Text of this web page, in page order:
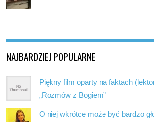
NAJBARDZIEJ POPULARNE
Piękny film oparty na faktach
„Rozmów z Bogiem”
O niej wkrótce może być bardzo